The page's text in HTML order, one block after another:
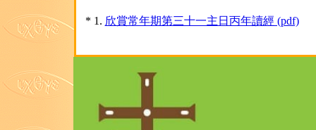
* 1. 欣賞常年期第三十一主日丙年讀經 (pdf)